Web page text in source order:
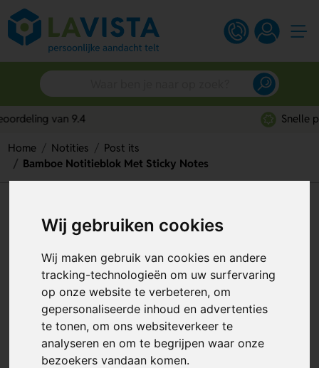
Wij gebruiken cookies
Wij maken gebruik van cookies en andere
tracking-technologieën om uw surfervaring
op onze website te verbeteren, om
gepersonaliseerde inhoud en advertenties
te tonen, om ons websiteverkeer te
analyseren en om te begrijpen waar onze
bezoekers vandaan komen.
Home Notities
Post its
Bamboe Notitieblok Met Sticky Notes
Bamboe Notitieblok Met Sticky
Notes
Artikelnummer: 291173